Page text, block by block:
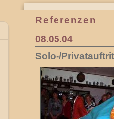
Referenzen
08.05.04
Solo-/